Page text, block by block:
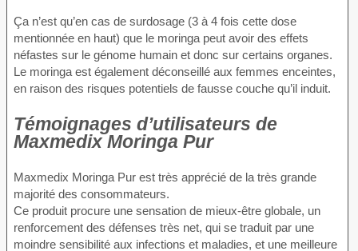
Ça n’est qu’en cas de surdosage (3 à 4 fois cette dose
mentionnée en haut) que le moringa peut avoir des effets
néfastes sur le génome humain et donc sur certains organes.
Le moringa est également déconseillé aux femmes enceintes,
en raison des risques potentiels de fausse couche qu’il induit.
Témoignages d’utilisateurs de
Maxmedix Moringa Pur
Maxmedix Moringa Pur est très apprécié de la très grande
majorité des consommateurs.
Ce produit procure une sensation de mieux-être globale, un
renforcement des défenses très net, qui se traduit par une
moindre sensibilité aux infections et maladies, et une meilleure